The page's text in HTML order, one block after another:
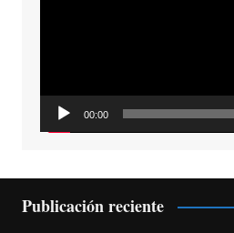
00:00
Publicación reciente